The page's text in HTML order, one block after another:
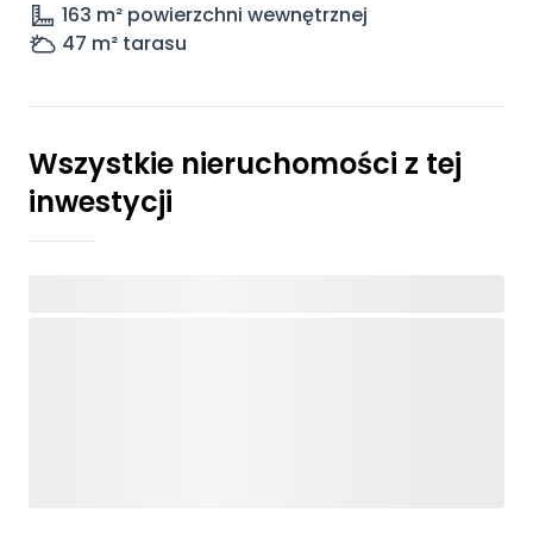
163 m² powierzchni wewnętrznej
47 m² tarasu
Wszystkie nieruchomości z tej
inwestycji